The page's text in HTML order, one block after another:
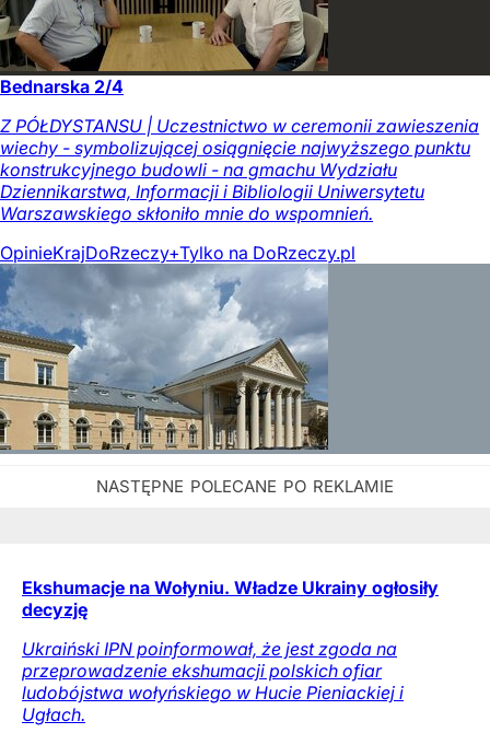
Bednarska 2/4
Z PÓŁDYSTANSU | Uczestnictwo w ceremonii zawieszenia
wiechy - symbolizującej osiągnięcie najwyższego punktu
konstrukcyjnego budowli - na gmachu Wydziału
Dziennikarstwa, Informacji i Bibliologii Uniwersytetu
Warszawskiego skłoniło mnie do wspomnień.
OpinieKrajDoRzeczy+Tylko na DoRzeczy.pl
Ekshumacje na Wołyniu. Władze Ukrainy ogłosiły
decyzję
Ukraiński IPN poinformował, że jest zgoda na
przeprowadzenie ekshumacji polskich ofiar
ludobójstwa wołyńskiego w Hucie Pieniackiej i
Ugłach.